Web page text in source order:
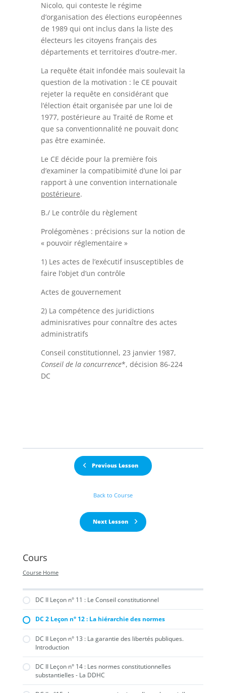
Nicolo, qui conteste le régime
d’organisation des élections européennes
de 1989 qui ont inclus dans la liste des
électeurs les citoyens français des
départements et territoires d’outre-mer.
La requête était infondée mais soulevait la
question de la motivation : le CE pouvait
rejeter la requête en considérant que
l’élection était organisée par une loi de
1977, postérieure au Traité de Rome et
que sa conventionnalité ne pouvait donc
pas être examinée.
Le CE décide pour la première fois
d’examiner la compatibimité d’une loi par
rapport à une convention internationale
postérieure.
B./ Le contrôle du règlement
Prolégomènes : précisions sur la notion de
« pouvoir réglementaire »
1) Les actes de l’exécutif insusceptibles de
faire l’objet d’un contrôle
Actes de gouvernement
2) La compétence des juridictions
adminisratives pour connaître des actes
administratifs
Conseil constitutionnel, 23 janvier 1987,
Conseil de la concurrence*, décision 86-224
DC
Previous Lesson
Back to Course
Next Lesson
Cours
Course Home
DC II Leçon n° 11 : Le Conseil constitutionnel
DC 2 Leçon n° 12 : La hiérarchie des normes
DC II Leçon n° 13 : La garantie des libertés publiques.
Introduction
DC II Leçon n° 14 : Les normes constitutionnelles
substantielles - La DDHC